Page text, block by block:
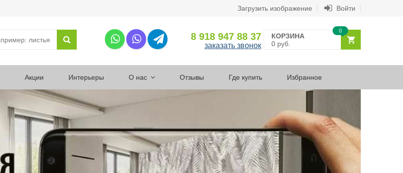
Загрузить изображение Войти
8 918 947 88 37
заказать звонок
КОРЗИНА
0 руб.
0
Акции Интерьеры О нас Отзывы Где купить Избранное